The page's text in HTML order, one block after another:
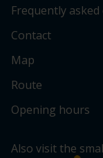
Frequently
Contact
Map
Route
Opening hours
Also visit the